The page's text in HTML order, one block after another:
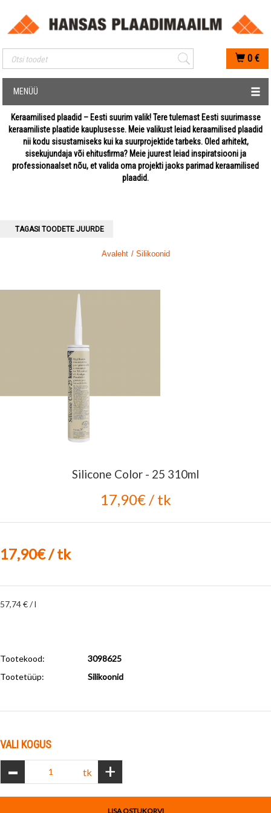
Mobiilis otsimise sisestus
0 €
MENÜÜ
Keraamilised plaadid – Eesti suurim valik! Tere tulemast Eesti suurimasse
keraamiliste plaatide kauplusesse. Meie valikust leiad keraamilised plaadid
nii kodu sisustamiseks kui ka suurprojektide tarbeks. Oled arhitekt,
sisekujundaja või ehitusfirma? Meie juurest leiad inspiratsiooni ja
professionaalset nõu, et valida oma projekti jaoks parimad keraamilised
plaadid.
TAGASI TOODETE JUURDE
Avaleht / Silikoonid
Silicone Color - 25 310ml
17,90€ / tk
17,90€ / tk
57,74 € / l
Tootekood:
3098625
Tootetüüp:
Silikoonid
VALI KOGUS
- tk +
LISA OSTUKORVI